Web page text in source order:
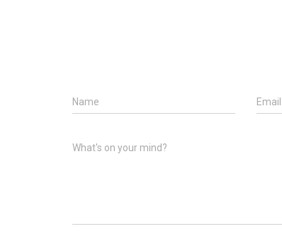
Name Email
What's on your mind?